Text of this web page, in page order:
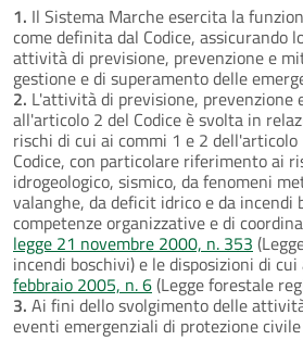
1. Il Sistema Marche esercita la
come definita dal Codice, assicurando
attività di previsione, prevenzione e
gestione e di superamento delle
2. L'attività di previsione, prevenzione
all'articolo 2 del Codice è svolta in
rischi di cui ai commi 1 e 2
Codice, con particolare riferimento ai
idrogeologico, sismico, da fenomeni
valanghe, da deficit idrico e da incendi
competenze organizzative e di
legge 21 novembre 2000, n. 353
incendi boschivi) e le disposizioni di cui
febbraio 2005, n. 6(Legge forestale
3. Ai fini dello svolgimento delle
eventi emergenziali di protezione